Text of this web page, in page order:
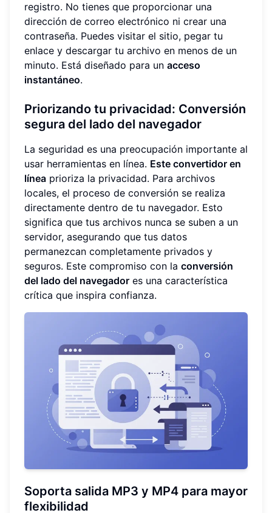
registro. No tienes que proporcionar una
dirección de correo electrónico ni crear una
contraseña. Puedes visitar el sitio, pegar tu
enlace y descargar tu archivo en menos de un
minuto. Está diseñado para un acceso
instantáneo.
Priorizando tu privacidad: Conversión
segura del lado del navegador
La seguridad es una preocupación importante al
usar herramientas en línea. Este convertidor en
línea prioriza la privacidad. Para archivos
locales, el proceso de conversión se realiza
directamente dentro de tu navegador. Esto
significa que tus archivos nunca se suben a un
servidor, asegurando que tus datos
permanezcan completamente privados y
seguros. Este compromiso con la conversión
del lado del navegador es una característica
crítica que inspira confianza.
Soporta salida MP3 y MP4 para mayor
flexibilidad